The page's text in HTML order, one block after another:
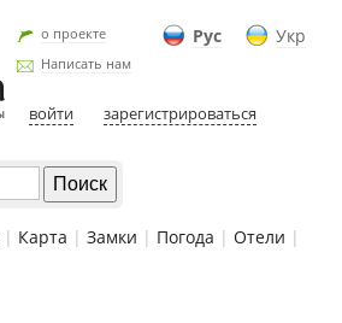
Рус Укр
о проекте
Написать нам
войти зарегистрироваться
| Карта | Замки | Погода | Отели |